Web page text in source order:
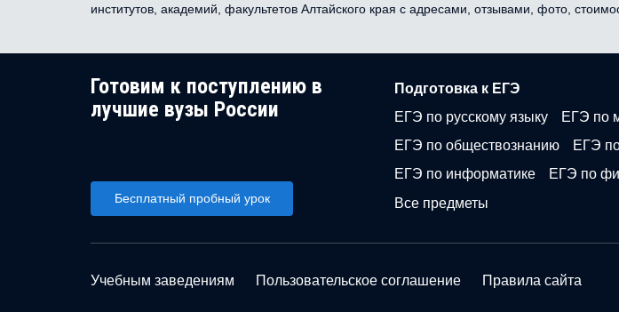
институтов, академий, факультетов Алтайского края с адресами, отзывами, фото,
Готовим к поступлению в
лучшие вузы России
Бесплатный пробный урок
Подготовка к ЕГЭ
ЕГЭ по русскому языку
ЕГЭ по
ЕГЭ по обществознанию
ЕГЭ
ЕГЭ по информатике
ЕГЭ по
Все предметы
Учебным заведениям Пользовательское соглашение Правила сайта